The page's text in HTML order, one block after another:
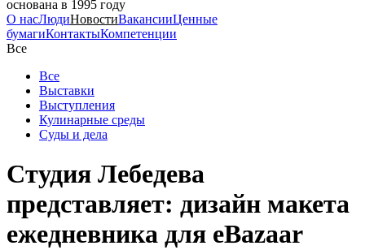
основана в 1995 году
О насЛюдиНовостиВакансииЦенные
бумагиКонтактыКомпетенции
Все
Все
Выставки
Выступления
Кулинарные среды
Суды и дела
Студия Лебедева
представляет: дизайн макета
ежедневника для eBazaar